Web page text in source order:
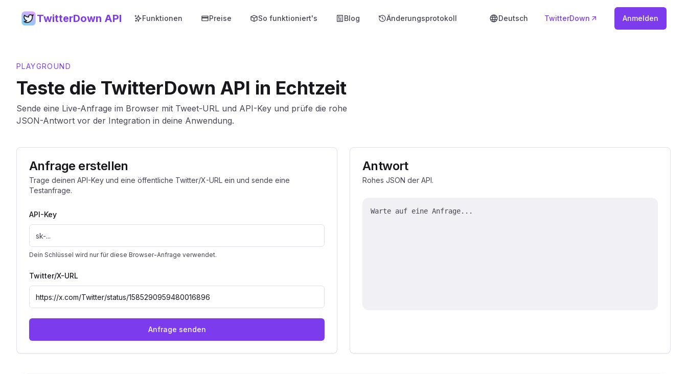
TwitterDown API Funktionen Preise So funktioniert's Blog Änderungsprotokoll Deutsch TwitterDown Anmelden
PLAYGROUND
Teste die TwitterDown API in Echtzeit
Sende eine Live-Anfrage im Browser mit Tweet-URL und API-Key und prüfe die rohe
JSON-Antwort vor der Integration in deine Anwendung.
Anfrage erstellen
Trage deinen API-Key und eine öffentliche Twitter/X-URL ein und sende eine
Testanfrage.
API-Key
Dein Schlüssel wird nur für diese Browser-Anfrage verwendet.
Twitter/X-URL
Anfrage senden
Antwort
Rohes JSON der API.
Warte auf eine Anfrage...